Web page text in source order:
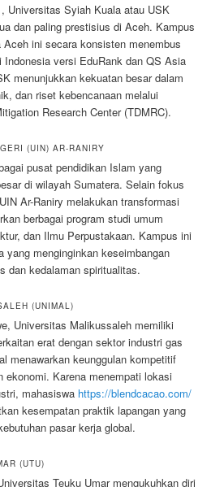
Universitas Syiah Kuala atau USK
dan paling prestisius di Aceh. Kampus
ini secara konsisten menembus
versi EduRank dan QS Asia
menunjukkan kekuatan besar dalam
dan riset kebencanaan melalui
Research Center (TDMRC).
(UIN) AR-RANIRY
pusat pendidikan Islam yang
di wilayah Sumatera. Selain fokus
Ar-Raniry melakukan transformasi
berbagai program studi umum
dan Ilmu Perpustakaan. Kampus ini
yang menginginkan keseimbangan
dan kedalaman spiritualitas.
(UNIMAL)
Universitas Malikussaleh memiliki
erat dengan sektor industri gas
menawarkan keunggulan kompetitif
ekonomi. Karena menempati lokasi
mahasiswa https://blendcacao.com/
kesempatan praktik lapangan yang
pasar kerja global.
(UTU)
Teuku Umar mengukuhkan diri